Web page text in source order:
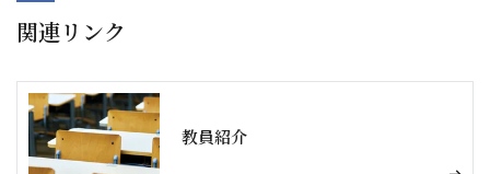
関連リンク
教員紹介